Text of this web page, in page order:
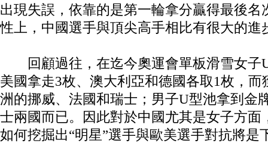
出現失誤，依靠的是第一輪拿分贏得最後名
性上，中國選手與頂尖高手相比有很大的進
回顧過往，在迄今奧運會單板滑雪女子
美國拿走3枚、澳大利亞和德國各取1枚，
洲的挪威、法國和瑞士；男子U型池拿到金
士兩國而已。因此對於中國尤其是女子方面
如何挖掘出“明星”選手與歐美選手對抗將是